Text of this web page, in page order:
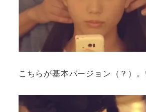
こちらが基本バージョン（？）